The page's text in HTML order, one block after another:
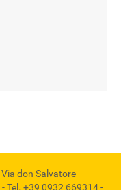
Via don Salvatore
- Tel. +39 0932 669314-